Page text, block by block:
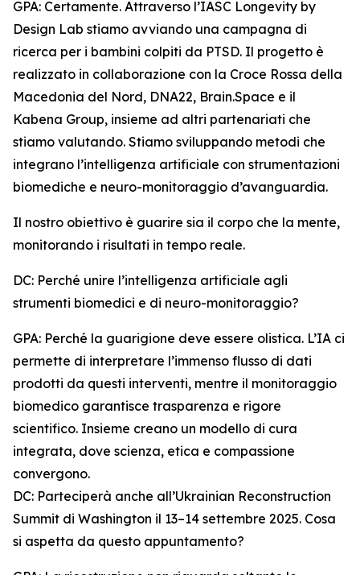
GPA: Certamente. Attraverso l’IASC Longevity by
Design Lab stiamo avviando una campagna di
ricerca per i bambini colpiti da PTSD. Il progetto è
realizzato in collaborazione con la Croce Rossa della
Macedonia del Nord, DNA22, Brain.Space e il
Kabena Group, insieme ad altri partenariati che
stiamo valutando. Stiamo sviluppando metodi che
integrano l’intelligenza artificiale con strumentazioni
biomediche e neuro-monitoraggio d’avanguardia.
Il nostro obiettivo è guarire sia il corpo che la mente,
monitorando i risultati in tempo reale.
DC: Perché unire l’intelligenza artificiale agli
strumenti biomedici e di neuro-monitoraggio?
GPA: Perché la guarigione deve essere olistica. L’IA ci
permette di interpretare l’immenso flusso di dati
prodotti da questi interventi, mentre il monitoraggio
biomedico garantisce trasparenza e rigore
scientifico. Insieme creano un modello di cura
integrata, dove scienza, etica e compassione
convergono.
DC: Parteciperà anche all’Ukrainian Reconstruction
Summit di Washington il 13–14 settembre 2025. Cosa
si aspetta da questo appuntamento?